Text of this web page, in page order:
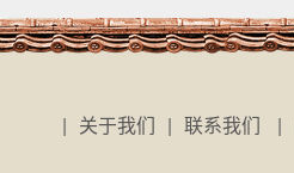
| 关于我们 | 联系我们 |